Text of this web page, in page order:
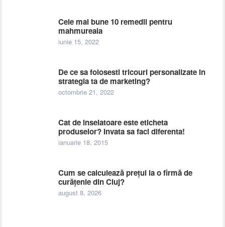
Cele mai bune 10 remedii pentru
mahmureala
iunie 15, 2022
De ce sa folosesti tricouri personalizate in
strategia ta de marketing?
octombrie 21, 2022
Cat de inselatoare este eticheta
produselor? Invata sa faci diferenta!
ianuarie 18, 2015
Cum se calculează prețul la o firmă de
curățenie din Cluj?
august 8, 2026